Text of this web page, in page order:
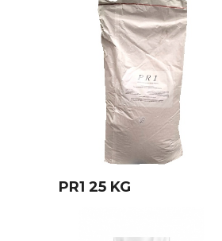
PR1 25 KG